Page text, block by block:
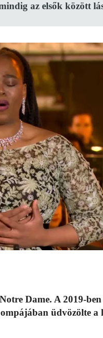
az elsők között
Dame. A 2019-
üdvözölte